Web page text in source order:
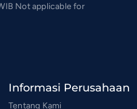
Not applicable for
Informasi Perusahaan
Tentang Kami